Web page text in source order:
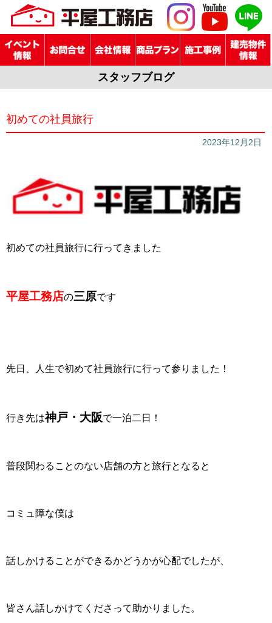
スタッフブログ
初めての社員旅行
2023年12月2日
初めての社員旅行に行ってきました
平屋工務店の三原です
先日、人生で初めて社員旅行に行って参りました！
行き先は神戸・大阪で一泊二日！
普段関わることのない店舗の方と旅行となると
コミュ障な僕は
話しかけることができるかどうかが心配でしたが、
皆さん話しかけてくださって助かりました。